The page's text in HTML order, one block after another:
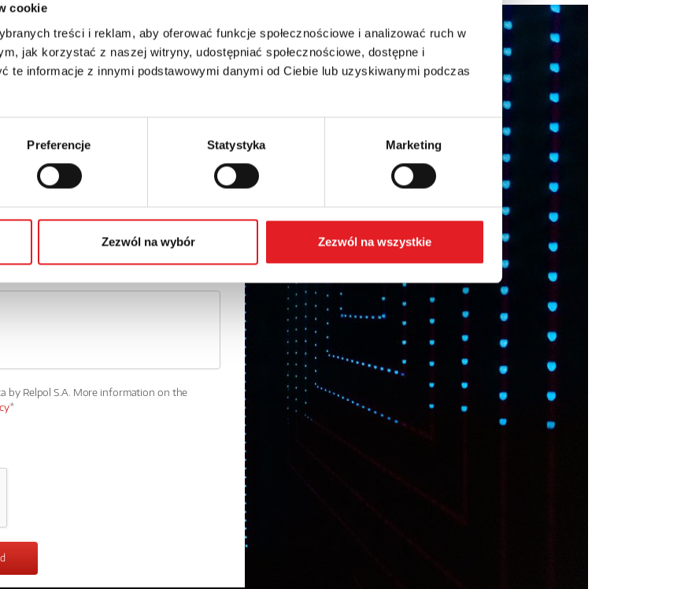
cookie
treści i reklam, aby oferować funkcje społecznościowe i analizować ruch w
jak korzystać z naszej witryny, udostępniać społecznościowe, dostępne i
te informacje z innymi podstawowymi danymi od Ciebie lub uzyskiwanymi podczas
Preferencje Statystyka Marketing
Zezwól na wybór Zezwól na wszystkie
of the offer
Phone:
by Relpol S.A. More information on the
*